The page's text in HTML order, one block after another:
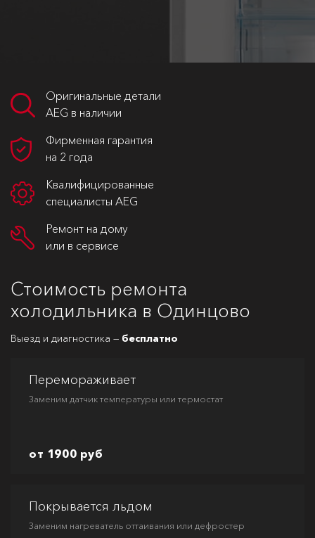
Оригинальные детали
AEG в наличии
Фирменная гарантия
на 2 года
Квалифицированные
специалисты AEG
Ремонт на дому
или в сервисе
Стоимость ремонта
холодильника в Одинцово
Выезд и диагностика — бесплатно
Перемораживает
Заменим датчик температуры или термостат
от 1900 руб
Покрывается льдом
Заменим нагреватель оттаивания или дефростер